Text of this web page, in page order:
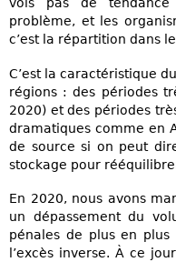
vois pas de
problème, et les
c’est la répartition dans
C’est la caractéristique
régions : des périodes
2020) et des périodes
dramatiques comme en
de source si on peut
stockage pour
En 2020, nous avons
un dépassement du
pénales de plus en plus
l’excès inverse. À ce